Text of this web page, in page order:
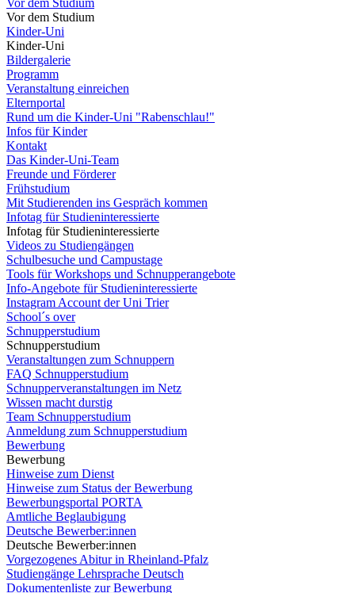
Vor dem Studium
Vor dem Studium
Kinder-Uni
Kinder-Uni
Bildergalerie
Programm
Veranstaltung einreichen
Elternportal
Rund um die Kinder-Uni "Rabenschlau!"
Infos für Kinder
Kontakt
Das Kinder-Uni-Team
Freunde und Förderer
Frühstudium
Mit Studierenden ins Gespräch kommen
Infotag für Studieninteressierte
Infotag für Studieninteressierte
Videos zu Studiengängen
Schulbesuche und Campustage
Tools für Workshops und Schnupperangebote
Info-Angebote für Studieninteressierte
Instagram Account der Uni Trier
School´s over
Schnupperstudium
Schnupperstudium
Veranstaltungen zum Schnuppern
FAQ Schnupperstudium
Schnupperveranstaltungen im Netz
Wissen macht durstig
Team Schnupperstudium
Anmeldung zum Schnupperstudium
Bewerbung
Bewerbung
Hinweise zum Dienst
Hinweise zum Status der Bewerbung
Bewerbungsportal PORTA
Amtliche Beglaubigung
Deutsche Bewerber:innen
Deutsche Bewerber:innen
Vorgezogenes Abitur in Rheinland-Pfalz
Studiengänge Lehrsprache Deutsch
Dokumentenliste zur Bewerbung